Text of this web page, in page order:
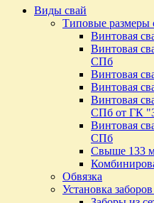
Виды свай
Типовые размеры
Винтовая
Винтовая
СПб
Винтовая
Винтовая
Винтовая
СПб от ГК
Винтовая
СПб
Свыше 133
Обвязка
Установка